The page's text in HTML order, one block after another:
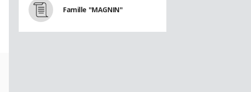
Famille "MAGNIN"